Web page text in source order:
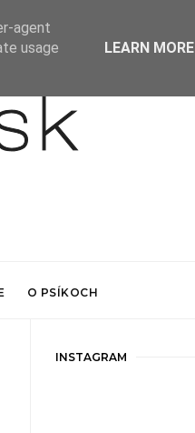
O PSÍKOCH
INSTAGRAM
agent
usage
LEARN MORE